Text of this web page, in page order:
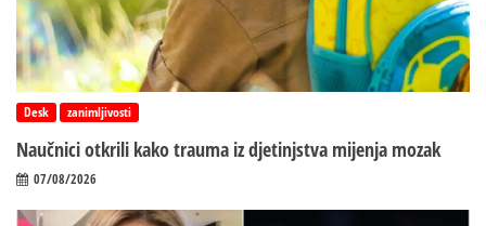
Desk zanimljivosti
Naučnici otkrili kako trauma iz d‌jetinjstva mijenja mozak
07/08/2026